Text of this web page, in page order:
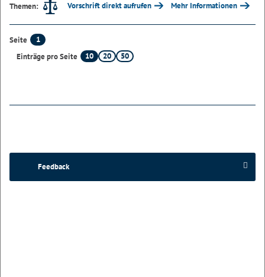
Themen:
Vorschrift direkt aufrufen Mehr Informationen
Seite
1
Einträge pro Seite
10 20 50
Feedback